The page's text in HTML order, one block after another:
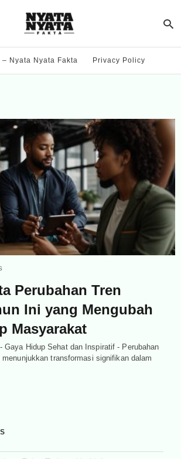
– Nyata Nyata Fakta Privacy Policy
Perubahan Tren
Ini yang Mengubah
Masyarakat
Gaya Hidup Sehat dan Inspiratif - Perubahan
transformasi signifikan dalam